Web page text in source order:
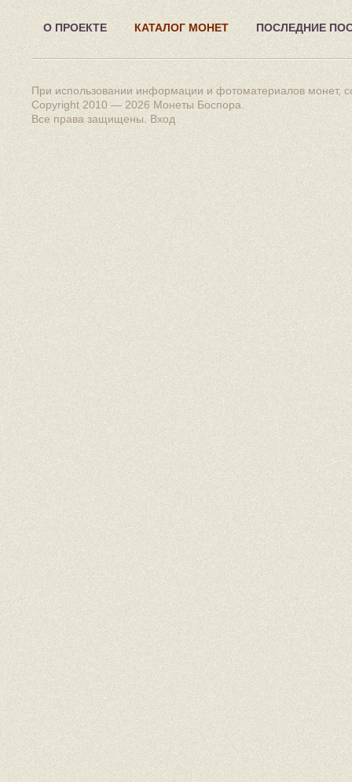
О ПРОЕКТЕ КАТАЛОГ МОНЕТ ПОСЛЕДНИЕ
При использовании информации и фотоматериалов монет,
Copyright 2010 — 2026 Монеты Боспора
Все права защищены. Вход